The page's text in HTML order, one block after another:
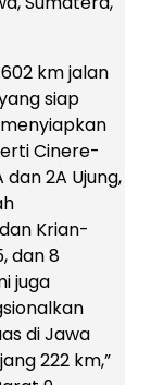
km jalan
siap
Cinere-
dan 2A Ujung,
Krian-
dan 8
juga
di Jawa
222 km,”